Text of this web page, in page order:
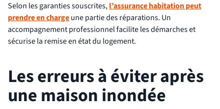
Selon les garanties souscrites,l’assurance habitation peut
prendre en chargeune partie des réparations. Un
accompagnement professionnel facilite les démarches et
sécurise la remise en état du logement.
Les erreurs à éviter après
une maison inondée